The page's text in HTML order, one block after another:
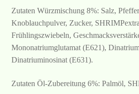
Zutaten Würzmischung 8%: Salz,
Knoblauchpulver, Zucker,
Frühlingszwiebeln,
Mononatriumglutamat (E621),
Dinatriuminosinat (E631).
Zutaten Öl-Zubereitung 6%: Palmöl,